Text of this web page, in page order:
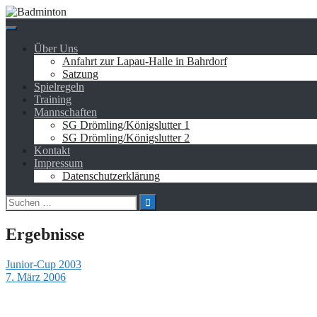
Springe
zum
Über Uns
Anfahrt zur Lapau-Halle in Bahrdorf
Satzung
Spielregeln
Training
Mannschaften
SG Drömling/Königslutter 1
SG Drömling/Königslutter 2
Kontakt
Impressum
Datenschutzerklärung
Suchen
nach:
Ergebnisse
Junior-Cup 2003
7. März 2006